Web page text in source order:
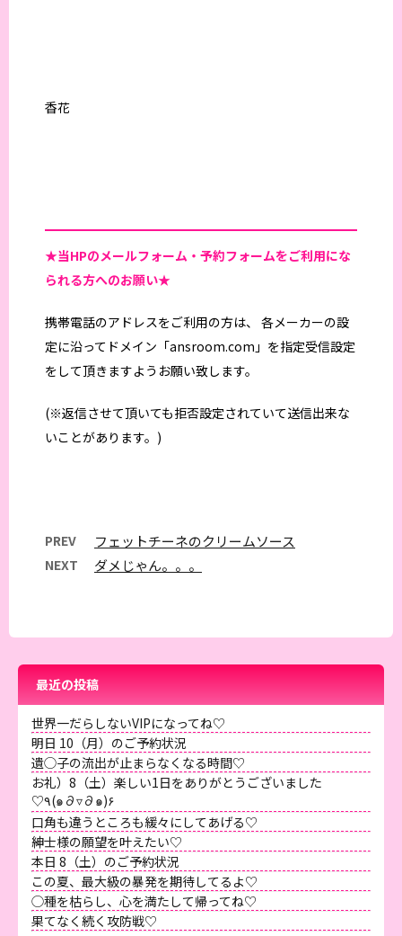
香花
★当HPのメールフォーム・予約フォームをご利用にな
られる方へのお願い★
携帯電話のアドレスをご利用の方は、 各メーカーの設
定に沿ってドメイン「ansroom.com」を指定受信設定
をして頂きますようお願い致します。
(※返信させて頂いても拒否設定されていて送信出来な
いことがあります。)
PREV フェットチーネのクリームソース
NEXT ダメじゃん。。。
最近の投稿
世界一だらしないVIPになってね♡
明日 10（月）のご予約状況
遺◯子の流出が止まらなくなる時間♡
お礼）8（土）楽しい1日をありがとうございました
♡٩(๑∂▿∂๑)۶
口角も違うところも緩々にしてあげる♡
紳士様の願望を叶えたい♡
本日 8（土）のご予約状況
この夏、最大級の暴発を期待してるよ♡
◯種を枯らし、心を満たして帰ってね♡
果てなく続く攻防戦♡